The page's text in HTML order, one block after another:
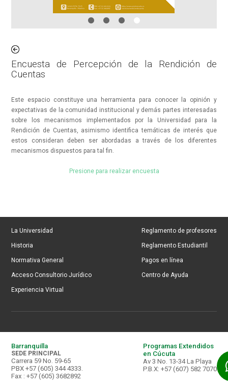
Encuesta de Percepción de la Rendición de
Cuentas
Este espacio constituye una herramienta para conocer la opinión y
expectativas de la comunidad institucional y demás partes interesadas
sobre los mecanismos implementados por la Universidad para la
Rendición de Cuentas, asimismo identifica temáticas de interés que
estos consideran deben ser abordadas a través de los diferentes
mecanismos dispuestos para tal fin.
Presione para realizar encuesta
La Universidad
Historia
Normativa General
Acceso Consultorio Jurídico
Experiencia Virtual
Reglamento de profesores
Reglamento Estudiantil
Pagos en línea
Centro de Ayuda
Barranquilla
SEDE PRINCIPAL
Carrera 59 No. 59-65
PBX +57 (605) 344 4333.
Fax : +57 (605) 3682892
Programas Extendidos
en Cúcuta
Av 3 No. 13-34 La Playa
P.B.X: +57 (607) 582 7070